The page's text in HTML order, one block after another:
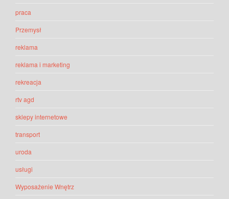
praca
Przemysł
reklama
reklama i marketing
rekreacja
rtv agd
sklepy internetowe
transport
uroda
usługi
Wyposażenie Wnętrz